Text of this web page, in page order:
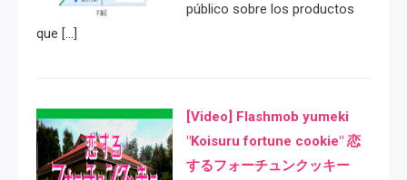
público sobre los productos
que […]
[Video] Flashmob yumeki
"Koisuru fortune cookie" 恋
するフォーチュンクッキー